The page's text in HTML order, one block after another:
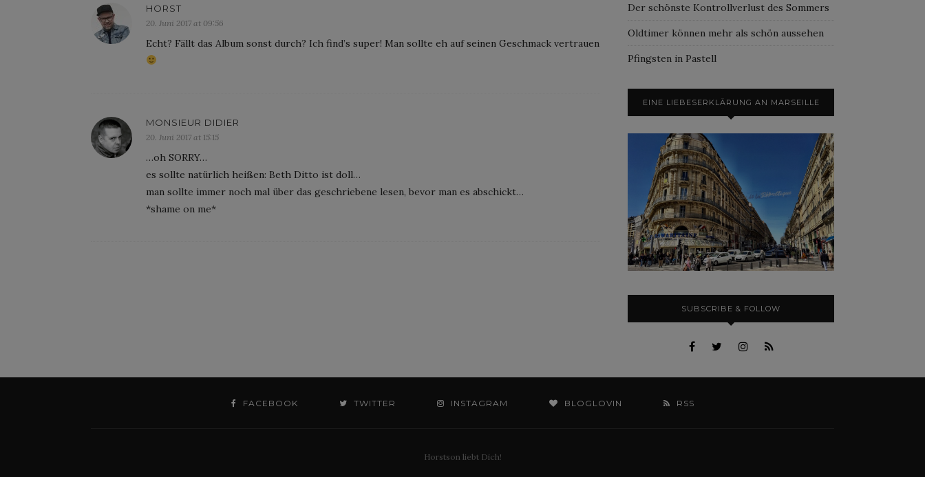
HORST
20. Juni 2017 at 09:56
Echt? Fällt das Album sonst durch? Ich find’s super! Man sollte eh auf seinen Geschmack vertrauen
MONSIEUR DIDIER
20. Juni 2017 at 15:15
…oh SORRY…
es sollte natürlich heißen: Beth Ditto ist doll…
man sollte immer noch mal über das geschriebene lesen, bevor man es abschickt…
*shame on me*
Der schönste Kontrollverlust des Sommers
Oldtimer können mehr als schön aussehen
Pfingsten in Pastell
EINE LIEBESERKLÄRUNG AN MARSEILLE
SUBSCRIBE & FOLLOW
FACEBOOK TWITTER INSTAGRAM BLOGLOVIN RSS
Horstson liebt Dich!